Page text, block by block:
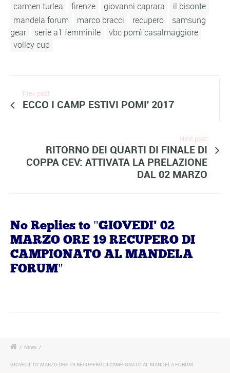
carmen turlea firenze giovanni caprara
il bisonte
mandela forum
marco bracci recupero
samsung
gear
serie a1 femminile
vbc pomì casalmaggiore
volley cup
Prev post
ECCO I CAMP ESTIVI POMI' 2017
Next post
RITORNO DEI QUARTI DI FINALE DI
COPPA CEV: ATTIVATA LA PRELAZIONE
DAL 02 MARZO
No Replies to "GIOVEDI' 02
MARZO ORE 19 RECUPERO DI
CAMPIONATO AL MANDELA
FORUM"
/ News /
GIOVEDI’ 02 MARZO ORE 19 RECUPERO DI CAMPIONATO AL MANDELA FORUM